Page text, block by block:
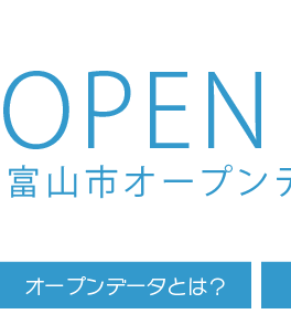
Skip to main content